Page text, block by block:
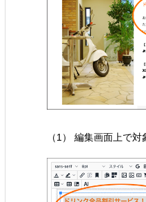
（1） 編集画面上で対